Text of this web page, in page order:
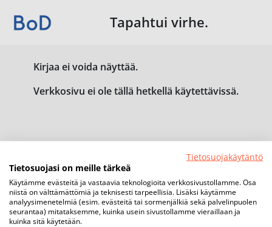
Tapahtui virhe.
Kirjaa ei voida näyttää.
Verkkosivu ei ole tällä hetkellä käytettävissä.
Tietosuojakäytäntö
Tietosuojasi on meille tärkeä
Käytämme evästeitä ja vastaavia teknologioita verkkosivustollamme. Osa
niistä on välttämättömiä ja teknisesti tarpeellisia. Lisäksi käytämme
analyysimenetelmiä (esim. evästeitä tai sormenjälkiä sekä palvelinpuolen
seurantaa) mitataksemme, kuinka usein sivustollamme vieraillaan ja
kuinka sitä käytetään.